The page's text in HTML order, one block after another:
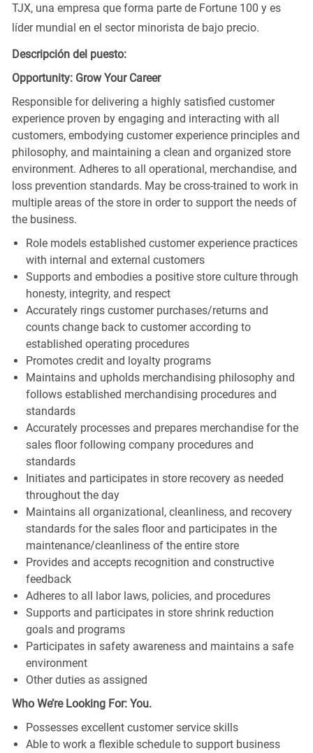
TJX, una empresa que forma parte de Fortune 100 y es
líder mundial en el sector minorista de bajo precio.
Descripción del puesto:
Opportunity: Grow Your Career
Responsible for delivering a highly satisfied customer
experience proven by engaging and interacting with all
customers, embodying customer experience principles and
philosophy, and maintaining a clean and organized store
environment. Adheres to all operational, merchandise, and
loss prevention standards. May be cross-trained to work in
multiple areas of the store in order to support the needs of
the business.
Role models established customer experience practices
with internal and external customers
Supports and embodies a positive store culture through
honesty, integrity, and respect
Accurately rings customer purchases/returns and
counts change back to customer according to
established operating procedures
Promotes credit and loyalty programs
Maintains and upholds merchandising philosophy and
follows established merchandising procedures and
standards
Accurately processes and prepares merchandise for the
sales floor following company procedures and
standards
Initiates and participates in store recovery as needed
throughout the day
Maintains all organizational, cleanliness, and recovery
standards for the sales floor and participates in the
maintenance/cleanliness of the entire store
Provides and accepts recognition and constructive
feedback
Adheres to all labor laws, policies, and procedures
Supports and participates in store shrink reduction
goals and programs
Participates in safety awareness and maintains a safe
environment
Other duties as assigned
Who We’re Looking For: You.
Possesses excellent customer service skills
Able to work a flexible schedule to support business